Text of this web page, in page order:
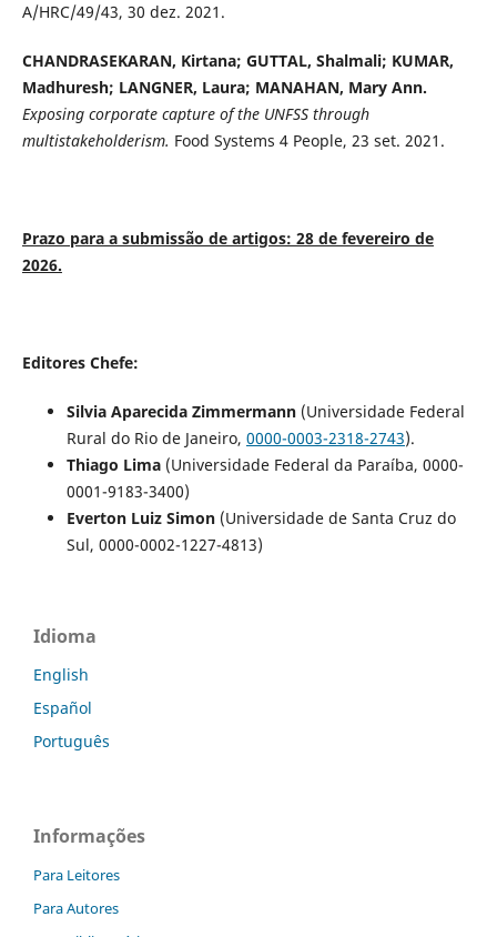
A/HRC/49/43, 30 dez. 2021.
CHANDRASEKARAN, Kirtana; GUTTAL, Shalmali; KUMAR,
Madhuresh; LANGNER, Laura; MANAHAN, Mary Ann.
Exposing corporate capture of the UNFSS through
multistakeholderism. Food Systems 4 People, 23 set. 2021.
Prazo para a submissão de artigos: 28 de fevereiro de
2026.
Editores Chefe:
Silvia Aparecida Zimmermann(Universidade Federal
Rural do Rio de Janeiro, 0000-0003-2318-2743).
Thiago Lima(Universidade Federal da Paraíba, 0000-
0001-9183-3400)
Everton Luiz Simon(Universidade de Santa Cruz do
Sul, 0000-0002-1227-4813)
Idioma
English
Español
Português
Informações
Para Leitores
Para Autores